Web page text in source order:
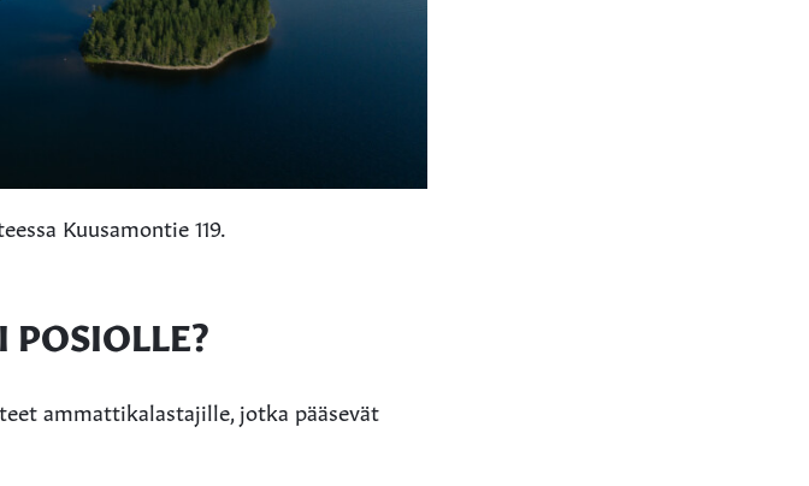
Kuusamontie 119.
ammattikalastajille, jotka pääsevät